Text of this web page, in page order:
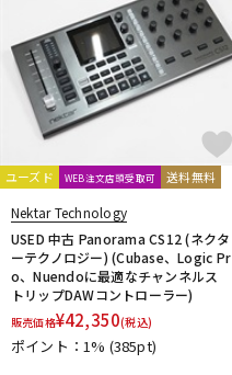
中古
HEAVYOCITY
HEiL SOUND
iConnectivity
IK Multimedia
IMAGE LINE SOFTWARE
iZotope
K-N
KAWAII
Klevgrand
KORG Krotos
moog
MOTU
Nektar Technology
NEUMANN
O-R
OVERLOUD Oyaide
Plugin Alliance
POLYVERSE
PROJECT SAM
ユーズド WEB注文店頭受取可 送料無料
Nektar Technology
USED 中古 Panorama CS12 (ネクタ
ーテクノロジー) (Cubase、Logic Pr
o、Nuendoに最適なチャンネルス
トリップDAWコントローラー)
販売価格¥42,350(税込)
ポイント：1% (385pt)